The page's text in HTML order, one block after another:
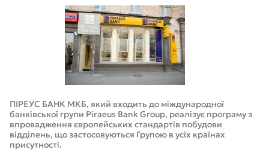
ПІРЕУС БАНК МКБ, який входить до міждународної
банківської групи Piraeus Bank Group, реалізує програму з
впровадження європейських стандартів побудови
відділень, що застосовуються Групою в усіх країнах
присутності.